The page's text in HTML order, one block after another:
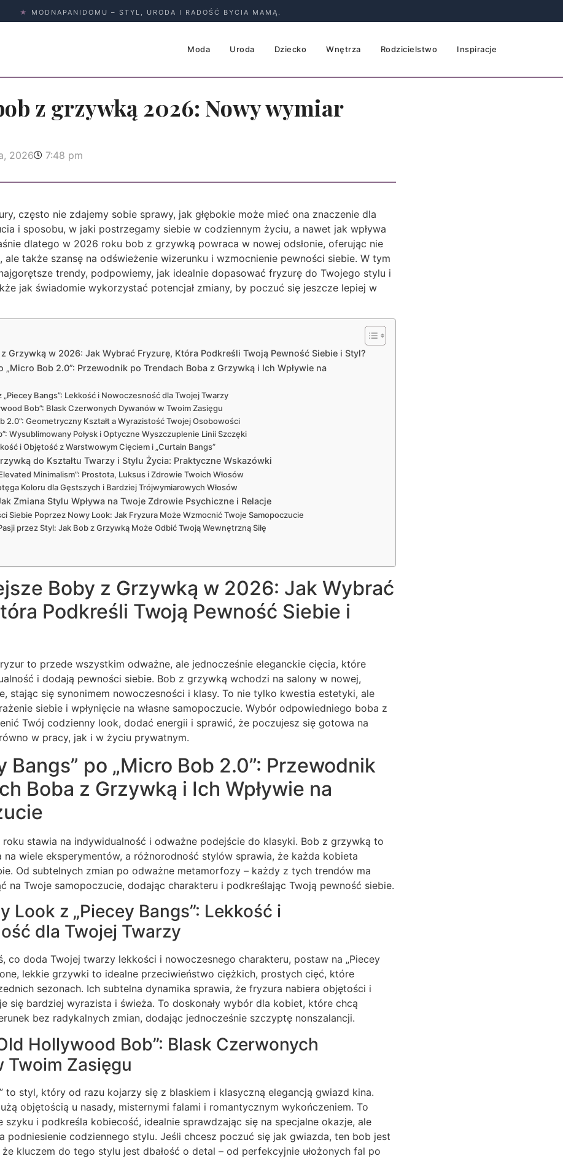
★ MODNAPANIDOMU – STYL, URODA I RADOŚĆ BYCIA MAMĄ.
Moda Uroda Dziecko Wnętrza Rodzicielstwo Inspiracje
z grzywką 2026: Nowy wymiar
2026 7:48 pm
często nie zdajemy sobie sprawy, jak głębokie może mieć ona znaczenie dla
i sposobu, w jaki postrzegamy siebie w codziennym życiu, a nawet jak wpływa
dlatego w 2026 roku bob z grzywką powraca w nowej odsłonie, oferując nie
także szansę na odświeżenie wizerunku i wzmocnienie pewności siebie. W tym
trendy, podpowiemy, jak idealnie dopasować fryzurę do Twojego stylu i
jak świadomie wykorzystać potencjał zmiany, by poczuć się jeszcze lepiej w
Grzywką w 2026: Jak Wybrać Fryzurę, Która Podkreśli Twoją Pewność Siebie i Styl?
„Micro Bob 2.0”: Przewodnik po Trendach Boba z Grzywką i Ich Wpływie na
Bangs”: Lekkość i Nowoczesność dla Twojej Twarzy
Bob”: Blask Czerwonych Dywanów w Twoim Zasięgu
2.0”: Geometryczny Kształt a Wyrazistość Twojej Osobowości
Wysublimowany Połysk i Optyczne Wyszczuplenie Linii Szczęki
i Objętość z Warstwowym Cięciem i „Curtain Bangs”
do Kształtu Twarzy i Stylu Życia: Praktyczne Wskazówki
Minimalism”: Prostota, Luksus i Zdrowie Twoich Włosów
Koloru dla Gęstszych i Bardziej Trójwymiarowych Włosów
Zmiana Stylu Wpływa na Twoje Zdrowie Psychiczne i Relacje
Siebie Poprzez Nowy Look: Jak Fryzura Może Wzmocnić Twoje Samopoczucie
przez Styl: Jak Bob z Grzywką Może Odbić Twoją Wewnętrzną Siłę
Boby z Grzywką w 2026: Jak Wybrać
Podkreśli Twoją Pewność Siebie i
to przede wszystkim odważne, ale jednocześnie eleganckie cięcia, które
i dodają pewności siebie. Bob z grzywką wchodzi na salony w nowej,
stając się synonimem nowoczesności i klasy. To nie tylko kwestia estetyki, ale
siebie i wpłynięcie na własne samopoczucie. Wybór odpowiedniego boba z
Twój codzienny look, dodać energii i sprawić, że poczujesz się gotowa na
w pracy, jak i w życiu prywatnym.
Bangs” po „Micro Bob 2.0”: Przewodnik
Boba z Grzywką i Ich Wpływie na
stawia na indywidualność i odważne podejście do klasyki. Bob z grzywką to
wiele eksperymentów, a różnorodność stylów sprawia, że każda kobieta
Od subtelnych zmian po odważne metamorfozy – każdy z tych trendów ma
na Twoje samopoczucie, dodając charakteru i podkreślając Twoją pewność siebie.
Look z „Piecey Bangs”: Lekkość i
dla Twojej Twarzy
co doda Twojej twarzy lekkości i nowoczesnego charakteru, postaw na „Piecey
lekkie grzywki to idealne przeciwieństwo ciężkich, prostych cięć, które
sezonach. Ich subtelna dynamika sprawia, że fryzura nabiera objętości i
się bardziej wyrazista i świeża. To doskonały wybór dla kobiet, które chcą
bez radykalnych zmian, dodając jednocześnie szczyptę nonszalancji.
Hollywood Bob”: Blask Czerwonych
Twoim Zasięgu
to styl, który od razu kojarzy się z blaskiem i klasyczną elegancją gwiazd kina.
objętością u nasady, misternymi falami i romantycznym wykończeniem. To
i podkreśla kobiecość, idealnie sprawdzając się na specjalne okazje, ale
podniesienie codziennego stylu. Jeśli chcesz poczuć się jak gwiazda, ten bob jest
kluczem do tego stylu jest dbałość o detal – od perfekcyjnie ułożonych fal po